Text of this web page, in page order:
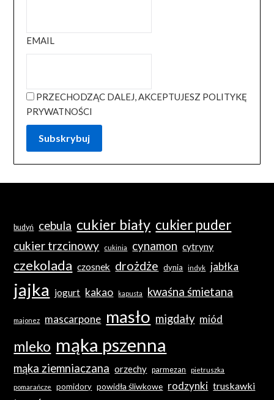
EMAIL
PRZECHODZĄC DALEJ, AKCEPTUJESZ POLITYKĘ
PRYWATNOŚCI
budyń cebula cukier biały cukier puder
cukier trzcinowy cukinia cynamon cytryny
czekolada czosnek drożdże dynia indyk jabłka
jajka jogurt kakao kapusta kwaśna śmietana
majonez mascarpone masło migdały miód
mleko mąka pszenna
mąka ziemniaczana orzechy parmezan pietruszka
pomarańcze pomidory powidła śliwkowe rodzynki truskawki